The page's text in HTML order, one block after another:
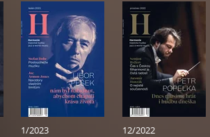
1/2023 12/2022